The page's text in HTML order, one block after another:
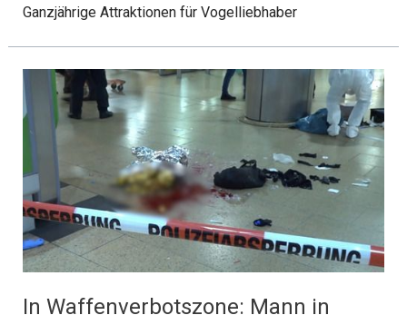
Ganzjährige Attraktionen für Vogelliebhaber
In Waffenverbotszone: Mann in